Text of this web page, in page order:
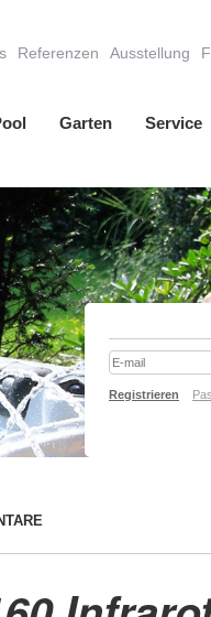
Garten Service
Referenzen Ausstellung
Registrieren